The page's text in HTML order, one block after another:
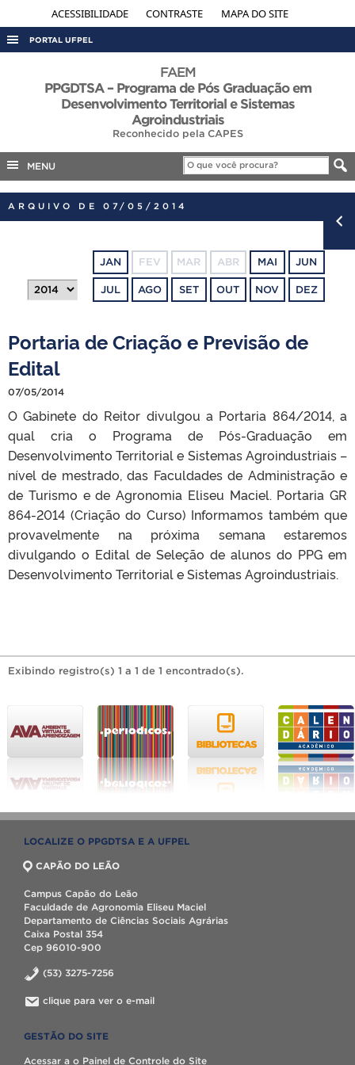
ACESSIBILIDADE CONTRASTE MAPA DO SITE
PORTAL UFPEL
AUDITORIA
INTERNACIONAL
TELEFONES
FAEM
PPGDTSA – Programa de Pós Graduação em
Desenvolvimento Territorial e Sistemas
Agroindustriais
Reconhecido pela CAPES
MENU
ARQUIVO DE 07/05/2014
JAN FEV MAR ABR MAI JUN
JUL AGO SET OUT NOV DEZ
Portaria de Criação e Previsão de
Edital
07/05/2014
O Gabinete do Reitor divulgou a Portaria 864/2014, a
qual cria o Programa de Pós-Graduação em
Desenvolvimento Territorial e Sistemas Agroindustriais –
nível de mestrado, das Faculdades de Administração e
de Turismo e de Agronomia Eliseu Maciel. Portaria GR
864-2014 (Criação do Curso) Informamos também que
provavelmente na próxima semana estaremos
divulgando o Edital de Seleção de alunos do PPG em
Desenvolvimento Territorial e Sistemas Agroindustriais.
Exibindo registro(s) 1 a 1 de 1 encontrado(s).
LOCALIZE O PPGDTSA E A UFPEL
CAPÃO DO LEÃO
Campus Capão do Leão
Faculdade de Agronomia Eliseu Maciel
Departamento de Ciências Sociais Agrárias
Caixa Postal 354
Cep 96010-900
(53) 3275-7256
clique para ver o e-mail
GESTÃO DO SITE
Acessar a o Painel de Controle do Site